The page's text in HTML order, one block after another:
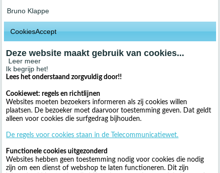
Bruno Klappe
CookiesAccept
Deze website maakt gebruik van cookies...
Leer meer
Ik begrijp het!
Lees het onderstaand zorgvuldig door!!
Cookiewet: regels en richtlijnen
Websites moeten bezoekers informeren als zij cookies willen
plaatsen. De bezoeker moet daarvoor toestemming geven. Dat geldt
alleen voor cookies die surfgedrag bijhouden.
De regels voor cookies staan in de Telecommunicatiewet.
Functionele cookies uitgezonderd
Websites hebben geen toestemming nodig voor cookies die nodig
zijn om een dienst of webshop te laten functioneren. Dit zijn